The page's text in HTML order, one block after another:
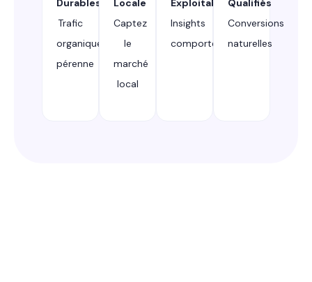
Durables
Trafic
organique
pérenne
Locale
Captez
le
marché
local
Exploitables
Insights
comportementaux
Qualifiés
Conversions
naturelles